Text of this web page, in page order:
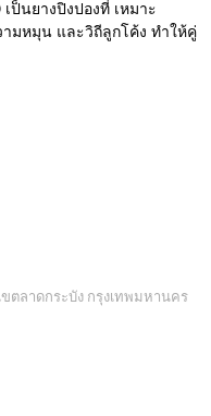
เป็นยางปิงปองที่ เหมาะ
ามหมุน และวิถีลูกโค้ง ทำให้คู่
ตลาดกระบัง กรุงเทพมหานคร